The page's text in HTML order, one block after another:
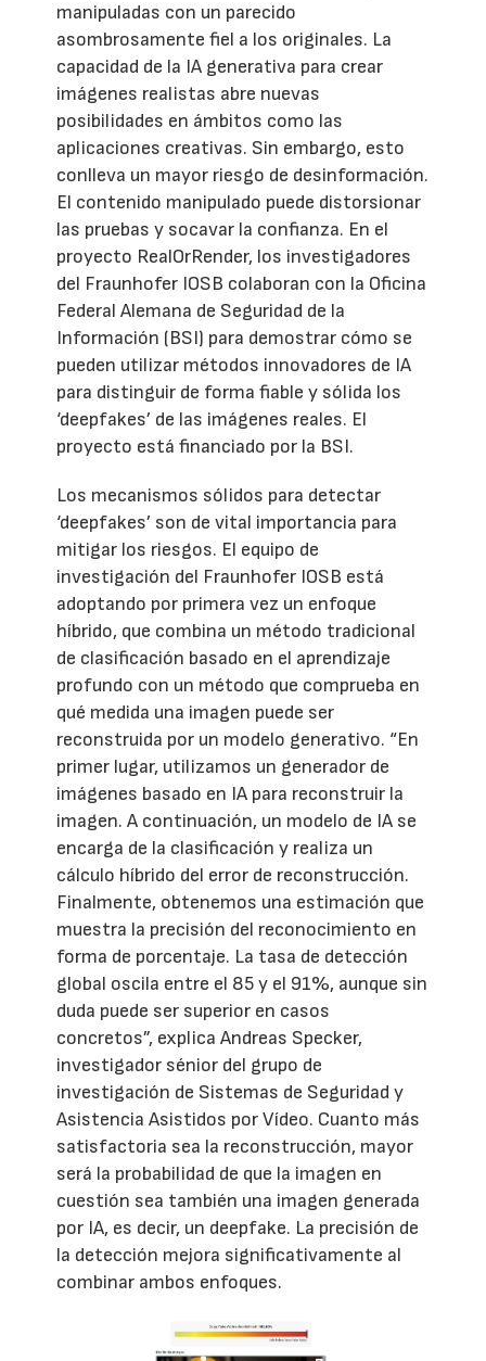
manipuladas con un parecido
asombrosamente fiel a los originales. La
capacidad de la IA generativa para crear
imágenes realistas abre nuevas
posibilidades en ámbitos como las
aplicaciones creativas. Sin embargo, esto
conlleva un mayor riesgo de desinformación.
El contenido manipulado puede distorsionar
las pruebas y socavar la confianza. En el
proyecto RealOrRender, los investigadores
del Fraunhofer IOSB colaboran con la Oficina
Federal Alemana de Seguridad de la
Información (BSI) para demostrar cómo se
pueden utilizar métodos innovadores de IA
para distinguir de forma fiable y sólida los
‘deepfakes’ de las imágenes reales. El
proyecto está financiado por la BSI.
Los mecanismos sólidos para detectar
‘deepfakes’ son de vital importancia para
mitigar los riesgos. El equipo de
investigación del Fraunhofer IOSB está
adoptando por primera vez un enfoque
híbrido, que combina un método tradicional
de clasificación basado en el aprendizaje
profundo con un método que comprueba en
qué medida una imagen puede ser
reconstruida por un modelo generativo. “En
primer lugar, utilizamos un generador de
imágenes basado en IA para reconstruir la
imagen. A continuación, un modelo de IA se
encarga de la clasificación y realiza un
cálculo híbrido del error de reconstrucción.
Finalmente, obtenemos una estimación que
muestra la precisión del reconocimiento en
forma de porcentaje. La tasa de detección
global oscila entre el 85 y el 91%, aunque sin
duda puede ser superior en casos
concretos”, explica Andreas Specker,
investigador sénior del grupo de
investigación de Sistemas de Seguridad y
Asistencia Asistidos por Vídeo. Cuanto más
satisfactoria sea la reconstrucción, mayor
será la probabilidad de que la imagen en
cuestión sea también una imagen generada
por IA, es decir, un deepfake. La precisión de
la detección mejora significativamente al
combinar ambos enfoques.